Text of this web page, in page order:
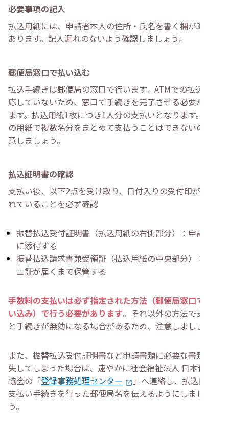
必要事項の記入
払込用紙には、申請者本人の住所・氏名を書く欄が3か所
あります。記入漏れのないよう確認しましょう。
郵便局窓口で払い込む
払込手続きは郵便局の窓口で行います。ATMでの払込は対
応していないため、窓口で手続きを完了させる必要があり
ます。払込用紙1枚につき1人分の支払いとなります。1枚
の用紙で複数名分をまとめて支払うことはできないので注
意しましょう。
払込証明書の確認
支払い後、以下2点を受け取り、日付入りの受付印が押さ
れていることを必ず確認
振替払込受付証明書（払込用紙の右側部分）：申請書類
に添付する
振替払込請求書兼受領証（払込用紙の中央部分）：保育
士証が届くまで保管する
手数料の支払いは必ず指定された方法（郵便局窓口での払
い込み）で行う必要があります。それ以外の方法で支払う
と手続きが無効になる場合があるため、注意しましょう。
また、振替払込受付証明書など申請書類に必要な書類を紛
失してしまった場合は、速やかに社会福祉法人 日本保育
協会の「登録事務処理センター
」へ連絡し、払込日や
支払い手続きを行った郵便局名を伝えるようにしましょ
う。